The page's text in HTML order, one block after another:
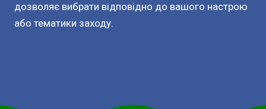
дозволяє вибрати відповідно до вашого настрою
або тематики заходу.